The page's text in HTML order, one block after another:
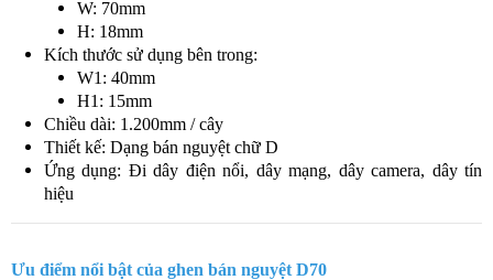
W: 70mm
H: 18mm
Kích thước sử dụng bên trong:
W1: 40mm
H1: 15mm
Chiều dài: 1.200mm / cây
Thiết kế: Dạng bán nguyệt chữ D
Ứng dụng: Đi dây điện nổi, dây mạng, dây camera, dây tín
hiệu
Ưu điểm nổi bật của ghen bán nguyệt D70